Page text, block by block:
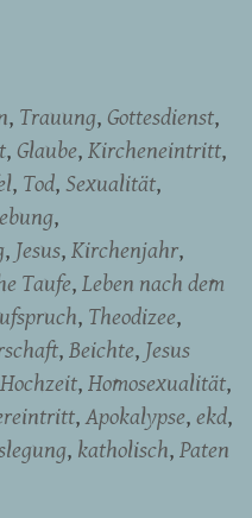
Trauung Gottesdienst
Glaube Kircheneintritt
Tod Sexualität
Jesus Kirchenjahr
Taufe Leben nach dem
Theodizee
Beichte Jesus
Hochzeit Homosexualität
Apokalypse ekd
katholisch Paten